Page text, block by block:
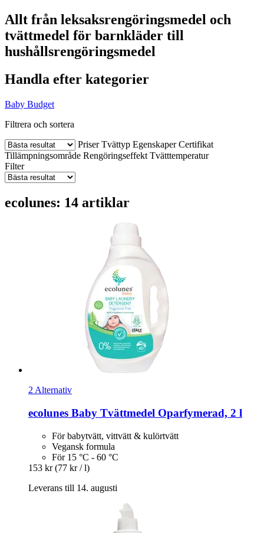
Allt från leksaksrengöringsmedel och
tvättmedel för barnkläder till
hushållsrengöringsmedel
Handla efter kategorier
Baby Budget
Filtrera och sortera
Priser Tvättyp Egenskaper Certifikat
Tillämpningsområde Rengöringseffekt Tvätttemperatur
Filter
ecolunes: 14 artiklar
2 Alternativ
ecolunes Baby Tvättmedel Oparfymerad, 2 l
För babytvätt, vittvätt & kulörtvätt
Vegansk formula
För 15 °C - 60 °C
153 kr (77 kr / l)
Leverans till 14. augusti